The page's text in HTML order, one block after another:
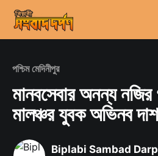
পশ্চিম মেদিনীপুর
মানবসেবার অনন্য
মালঞ্চর যুবক অভিনব
Biplabi Sambad